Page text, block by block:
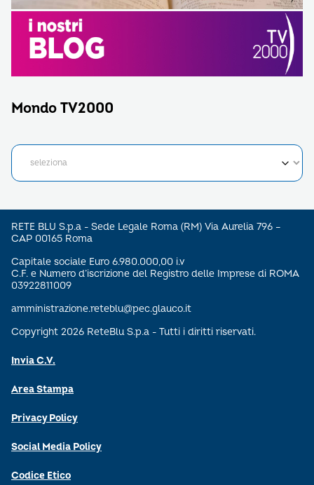
Mondo TV2000
RETE BLU S.p.a - Sede Legale Roma (RM) Via Aurelia 796 –
CAP 00165 Roma
Capitale sociale Euro 6.980.000,00 i.v
C.F. e Numero d’iscrizione del Registro delle Imprese di ROMA
03922811009
amministrazione.reteblu@pec.glauco.it
Copyright 2026 ReteBlu S.p.a - Tutti i diritti riservati.
Invia C.V.
Area Stampa
Privacy Policy
Social Media Policy
Codice Etico